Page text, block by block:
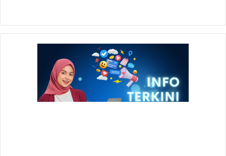
Muslimin dan Vivi yang mendapatkan hadiah utama
doorprize sepeda motor mengaku tak menyangka dan
sangat senang mengikuti acara yang sangat seru ini (*).